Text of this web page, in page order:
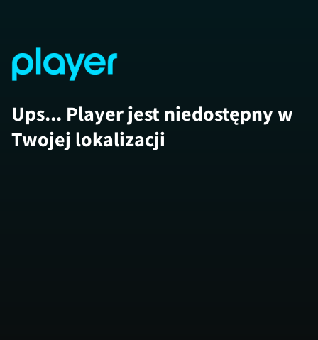
Ups... Player jest niedostępny w
Twojej lokalizacji